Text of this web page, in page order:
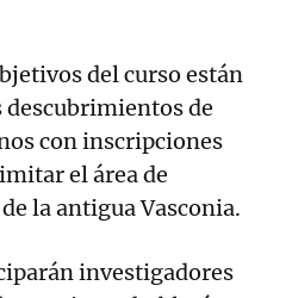
del curso están
de
con inscripciones
el área de
la antigua Vasconia.
investigadores